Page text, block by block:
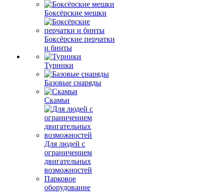
Боксёрские мешки
Боксёрские перчатки
и бинты
Турники
Базовые снаряды
Скамьи
Для людей с
ограничением
двигательных
возможностей
Парковое
оборудование